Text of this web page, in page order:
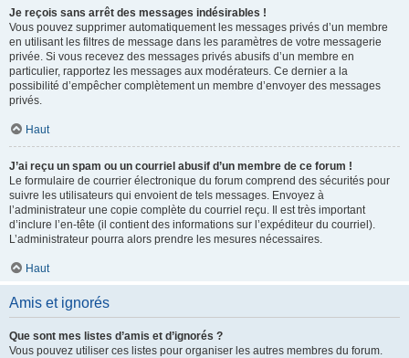
Je reçois sans arrêt des messages indésirables !
Vous pouvez supprimer automatiquement les messages privés d’un membre
en utilisant les filtres de message dans les paramètres de votre messagerie
privée. Si vous recevez des messages privés abusifs d’un membre en
particulier, rapportez les messages aux modérateurs. Ce dernier a la
possibilité d’empêcher complètement un membre d’envoyer des messages
privés.
Haut
J’ai reçu un spam ou un courriel abusif d’un membre de ce forum !
Le formulaire de courrier électronique du forum comprend des sécurités pour
suivre les utilisateurs qui envoient de tels messages. Envoyez à
l’administrateur une copie complète du courriel reçu. Il est très important
d’inclure l’en-tête (il contient des informations sur l’expéditeur du courriel).
L’administrateur pourra alors prendre les mesures nécessaires.
Haut
Amis et ignorés
Que sont mes listes d’amis et d’ignorés ?
Vous pouvez utiliser ces listes pour organiser les autres membres du forum.